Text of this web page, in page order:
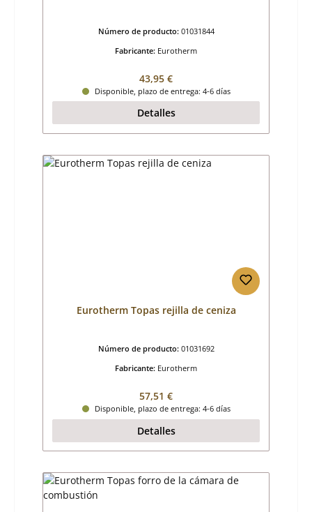
Número de producto: 01031844
Fabricante: Eurotherm
Precio normal:
43,95 €
Disponible, plazo de entrega: 4-6 días
Detalles
Eurotherm Topas rejilla de ceniza
Número de producto: 01031692
Fabricante: Eurotherm
Precio normal:
57,51 €
Disponible, plazo de entrega: 4-6 días
Detalles